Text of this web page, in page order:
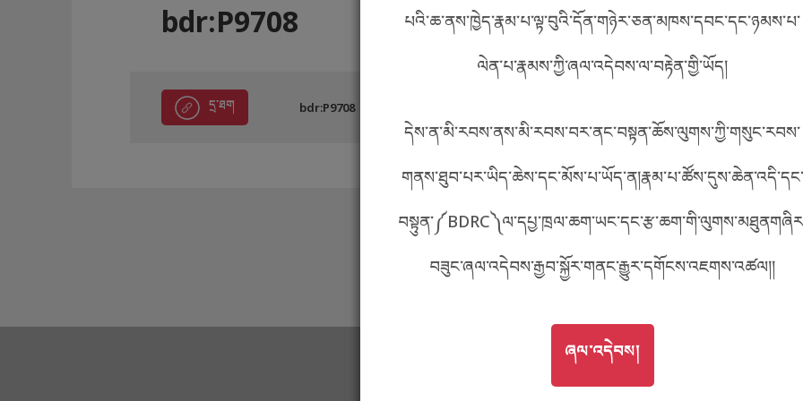
བོད་ཡིག
English
ភាសាខ្មែរ
པའི་ཆ་ནས་ཁྱེད་རྣམ་པ་ལྟ་བུའི་དོན་གཉེར་ཅན་མཁས་དབང་དང་ཉམས་པ་
ལེན་པ་རྣམས་ཀྱི་ཞལ་འདེབས་ལ་བརྟེན་གྱི་ཡོད།
དེས་ན་མི་རབས་ནས་མི་རབས་བར་ནང་བསྟན་ཆོས་ལུགས་ཀྱི་གསུང་རབས་
གནས་ཐུབ་པར་ཡིད་ཆེས་དང་མོས་པ་ཡོད་ན།རྣམ་པ་ཚོས་དུས་ཆེན་འདི་དང་
བཟུང་ཞལ་འདེབས་རྒྱབ་སྐྱོར་གནང་རྒྱུར་དགོངས་འཇགས་འཚལ།།
GO TOཞལ་འདེབས།
ཞལ་འདེབས།
bdr:P9708
དྲ་ཐག bdr:P9708